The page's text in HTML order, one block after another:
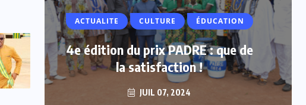
ACTUALITE CULTURE ÉDUCATION
4e édition du prix PADRE : que de
la satisfaction !
JUIL 07, 2024